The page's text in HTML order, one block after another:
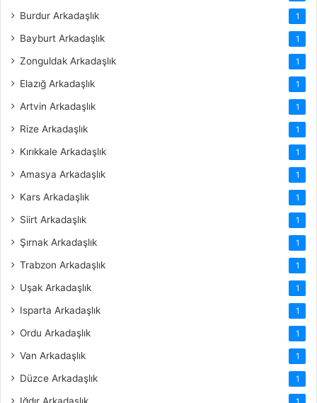
Burdur Arkadaşlık 1
Bayburt Arkadaşlık 1
Zonguldak Arkadaşlık 1
Elazığ Arkadaşlık 1
Artvin Arkadaşlık 1
Rize Arkadaşlık 1
Kırıkkale Arkadaşlık 1
Amasya Arkadaşlık 1
Kars Arkadaşlık 1
Siirt Arkadaşlık 1
Şırnak Arkadaşlık 1
Trabzon Arkadaşlık 1
Uşak Arkadaşlık 1
Isparta Arkadaşlık 1
Ordu Arkadaşlık 1
Van Arkadaşlık 1
Düzce Arkadaşlık 1